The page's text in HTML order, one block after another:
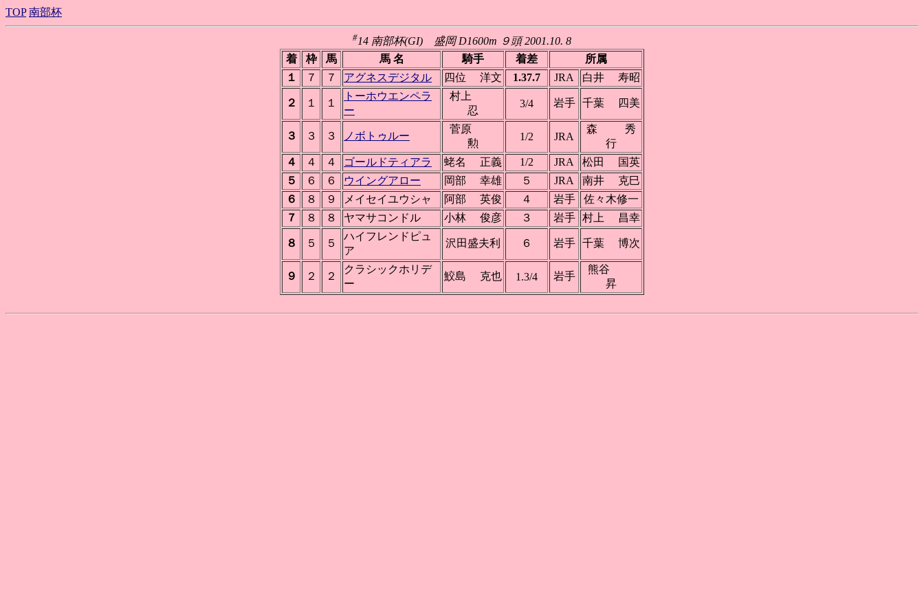
TOP 南部杯
#14 南部杯(GI) 盛岡 D1600m ９頭 2001.10. 8
着
枠 馬 馬 名 騎手 着差
所属
１
７ ７ アグネスデジタル 四位 洋文 1.37.7 JRA 白井 寿昭
２ １ １
トーホウエンペラ
ー
村上
忍
3/4 岩手 千葉 四美
３ ３ ３ ノボトゥルー
菅原
勲
1/2 JRA
森 秀
行
４
４ ４ ゴールドティアラ 蛯名 正義 1/2 JRA
松田 国英
５
６ ６ ウイングアロー 岡部 幸雄 ５ JRA
南井 克巳
６
８ ９ メイセイユウシャ 阿部 英俊 ４ 岩手
佐々木修一
７
８ ８ ヤマサコンドル 小林 俊彦 ３ 岩手 村上 昌幸
８ ５ ５
ハイフレンドピュ
ア
沢田盛夫利 ６ 岩手 千葉 博次
９ ２ ２
クラシックホリデ
ー
鮫島 克也 1.3/4 岩手
熊谷
昇